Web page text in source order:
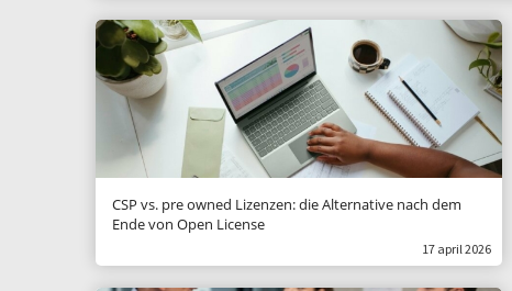
CSP vs. pre owned Lizenzen: die Alternative nach dem
Ende von Open License
17 april 2026